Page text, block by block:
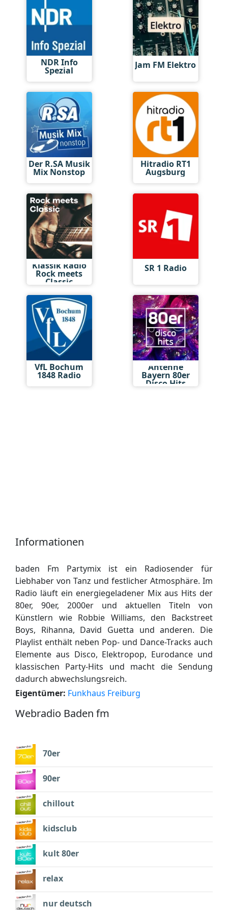
NDR Info
Spezial Jam FM Elektro
Der R.SA Musik
Mix Nonstop
Hitradio RT1
Augsburg
Klassik Radio
Rock meets
Classic
SR 1 Radio
VfL Bochum
1848 Radio
Antenne
Bayern 80er
Disco Hits
Informationen
baden Fm Partymix ist ein Radiosender für
Liebhaber von Tanz und festlicher Atmosphäre. Im
Radio läuft ein energiegeladener Mix aus Hits der
80er, 90er, 2000er und aktuellen Titeln von
Künstlern wie Robbie Williams, den Backstreet
Boys, Rihanna, David Guetta und anderen. Die
Playlist enthält neben Pop- und Dance-Tracks auch
Elemente aus Disco, Elektropop, Eurodance und
klassischen Party-Hits und macht die Sendung
dadurch abwechslungsreich.
Eigentümer: Funkhaus Freiburg
Webradio Baden fm
70er
90er
chillout
kidsclub
kult 80er
relax
nur deutsch